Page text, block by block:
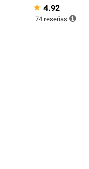
★ 4.92
74 reseñas